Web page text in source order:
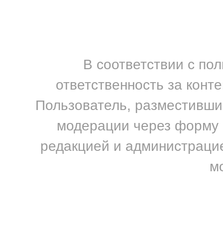
В соответствии с
ответственность за
Пользователь,
модерации через форму
редакцией и